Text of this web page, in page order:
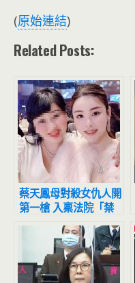
(原始連結)
Related Posts:
蔡天鳳母對殺女仇人開
第一槍 入稟法院「禁
前親家公私賣豪宅」